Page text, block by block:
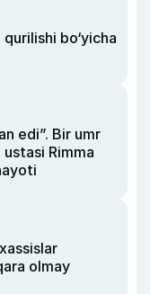
bo‘yicha
edi”. Bir umr
Rimma
olmay